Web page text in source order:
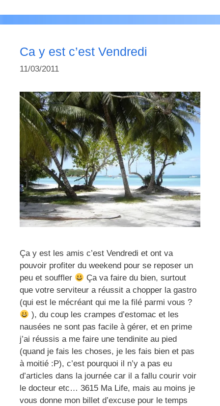
Ca y est c’est Vendredi
11/03/2011
Ça y est les amis c’est Vendredi et ont va
pouvoir profiter du weekend pour se reposer un
peu et souffler
Ça va faire du bien, surtout
que votre serviteur a réussit a chopper la gastro
(qui est le mécréant qui me la filé parmi vous ?
), du coup les crampes d’estomac et les
nausées ne sont pas facile à gérer, et en prime
j’ai réussis a me faire une tendinite au pied
(quand je fais les choses, je les fais bien et pas
à moitié :P), c’est pourquoi il n’y a pas eu
d’articles dans la journée car il a fallu courir voir
le docteur etc… 3615 Ma Life, mais au moins je
vous donne mon billet d’excuse pour le temps